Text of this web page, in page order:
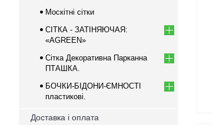
Москітні сітки
СІТКА - ЗАТІНЯЮЧАЯ:
«AGREEN»
Сітка Декоративна Парканна
ПТАШКА.
БОЧКИ-БІДОНИ-ЄМНОСТІ
пластикові.
Доставка і оплата